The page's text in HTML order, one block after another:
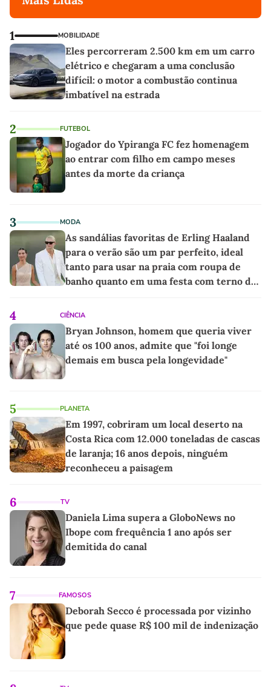
1 MOBILIDADE
Eles percorreram 2.500 km em um carro
elétrico e chegaram a uma conclusão
difícil: o motor a combustão continua
imbatível na estrada
2 FUTEBOL
Jogador do Ypiranga FC fez homenagem
ao entrar com filho em campo meses
antes da morte da criança
3 MODA
As sandálias favoritas de Erling Haaland
para o verão são um par perfeito, ideal
tanto para usar na praia com roupa de
banho quanto em uma festa com terno de
4 CIÊNCIA
Bryan Johnson, homem que queria viver
até os 100 anos, admite que "foi longe
demais em busca pela longevidade"
5 PLANETA
Em 1997, cobriram um local deserto na
Costa Rica com 12.000 toneladas de cascas
de laranja; 16 anos depois, ninguém
reconheceu a paisagem
6 TV
Daniela Lima supera a GloboNews no
Ibope com frequência 1 ano após ser
demitida do canal
7 FAMOSOS
Deborah Secco é processada por vizinho
que pede quase R$ 100 mil de indenização